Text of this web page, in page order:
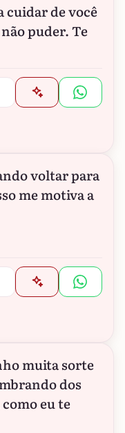
cuidar de você
puder. Te
voltar para
me motiva a
muita sorte
dos
eu te